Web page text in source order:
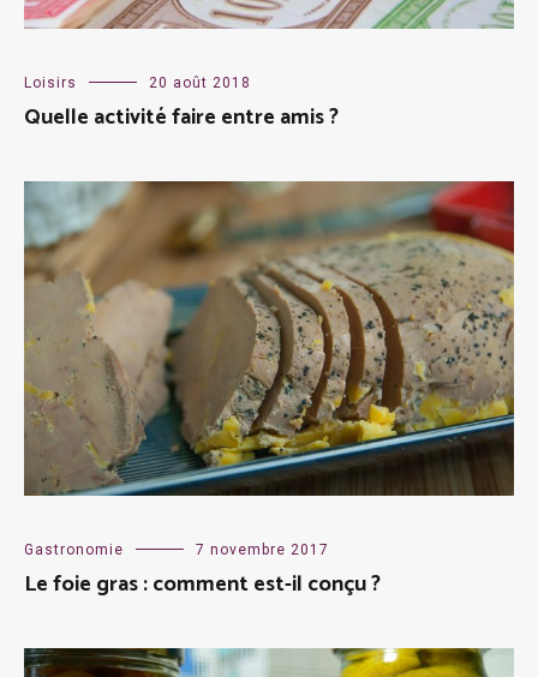
Loisirs 20 août 2018
Quelle activité faire entre amis ?
Gastronomie 7 novembre 2017
Le foie gras : comment est-il conçu ?